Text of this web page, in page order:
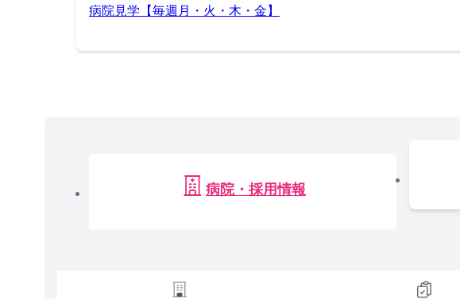
病院見学【毎週月・火・木・金】
病院・採用情報